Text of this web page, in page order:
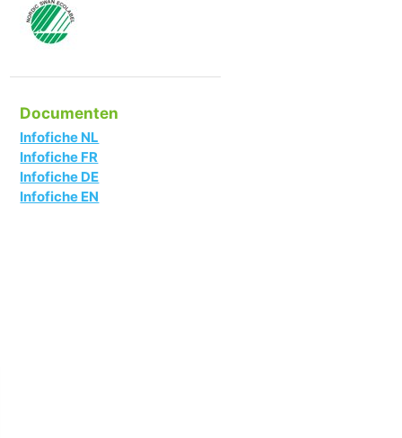
Documenten
Infofiche NL
Infofiche FR
Infofiche DE
Infofiche EN